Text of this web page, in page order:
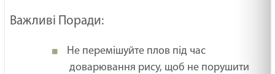
Важливі Поради:
Не перемішуйте плов під час
доварювання рису, щоб не порушити